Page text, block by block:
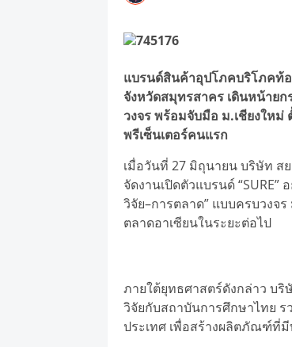
แบรนด์สินค้าอุปโภคบริโภคท้อ
จังหวัดสมุทรสาคร เดินหน้ายก
วงจร พร้อมจับมือ ม.เชียงให
พรีเซ็นเตอร์คนแรก
เมื่อวันที่ 27 มิถุนายน บริษัท ส
จัดงานเปิดตัวแบรนด์
วิจัย–การตลาด” แบบครบวง
ตลาดอาเซียนในระยะต่อไป
ภายใต้ยุทธศาสตร์ดังกล่าว บ
วิจัยกับสถาบันการศึกษาไทย
ประเทศ เพื่อสร้างผลิตภัณฑ์ที่